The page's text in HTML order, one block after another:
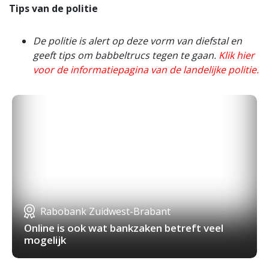
Tips van de politie
De politie is alert op deze vorm van diefstal en
geeft tips om babbeltrucs tegen te gaan. Klik hier
voor de informatiepagina van de landelijke politie.
Rabobank Zuidwest-Brabant
Online is ook wat bankzaken betreft veel
mogelijk